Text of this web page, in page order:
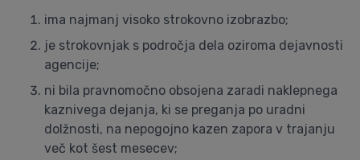
ima najmanj visoko strokovno izobrazbo;
je strokovnjak s področja dela oziroma dejavnosti
agencije;
ni bila pravnomočno obsojena zaradi naklepnega
kaznivega dejanja, ki se preganja po uradni
dolžnosti, na nepogojno kazen zapora v trajanju
več kot šest mesecev;